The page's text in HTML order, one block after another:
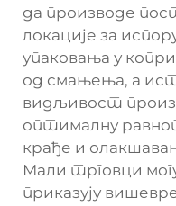
да производе
локације за
упаковања у
од смањења, а
видљивост
оптималну
крађе и
Мали трговци
приказују